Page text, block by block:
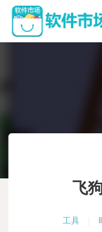
飞
工具